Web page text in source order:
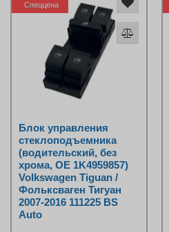
Спеццена
Блок управления
стеклоподъемника
(водительский, без
хрома, OE 1K4959857)
Volkswagen Tiguan /
Фольксваген Тигуан
2007-2016 111225 BS
Auto